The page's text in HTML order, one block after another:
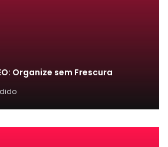
Organize sem Frescura